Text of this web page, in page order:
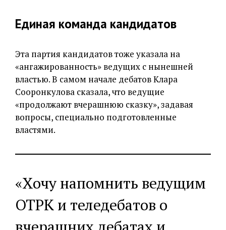
Единая команда кандидатов
Эта партия кандидатов тоже указала на
«ангажированность» ведущих с нынешней
властью. В самом начале дебатов Клара
Сооронкулова сказала, что ведущие
«продолжают вчерашнюю сказку», задавая
вопросы, специально подготовленные
властями.
«Хочу напомнить ведущим
ОТРК и теледебатов о